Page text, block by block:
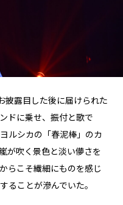
披露目した後に届けられた
ドに乗せ、振付と歌で
ルシカの「春泥棒」のカ
が吹く景色と淡い儚さを
らこそ繊細にものを感じ
ることが滲んでいた。